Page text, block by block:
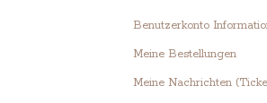
Benutzerkonto
Meine Bestellungen
Meine Nachrichten